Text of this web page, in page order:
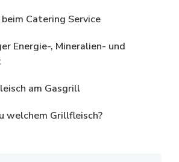
beim Catering Service
Energie-, Mineralien- und
am Gasgrill
welchem Grillfleisch?